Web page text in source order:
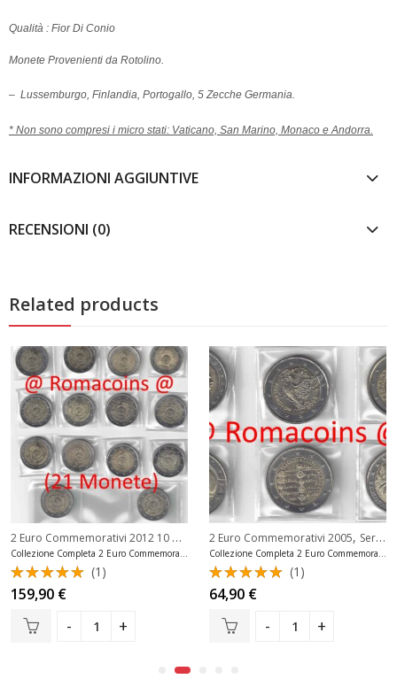
Qualità : Fior Di Conio
Monete Provenienti da Rotolino.
– Lussemburgo, Finlandia, Portogallo, 5 Zecche Germania.
* Non sono compresi i micro stati: Vaticano, San Marino, Monaco e Andorra.
INFORMAZIONI AGGIUNTIVE
RECENSIONI (0)
Related products
2 Euro Commemorativi 2012 10 Anni Euro ,Serie Complete 2 Euro
Collezione Completa 2 Euro Commemorativi 2012 10 Anni Euro
Valutato
5.00 su 5
(1)
159,90 €
2 Euro Commemorativi 2005, Serie Complete 2 Euro
Collezione Completa 2 Euro Commemorativi 2005 6 Monete
Valutato
5.00 su 5
(1)
64,90 €